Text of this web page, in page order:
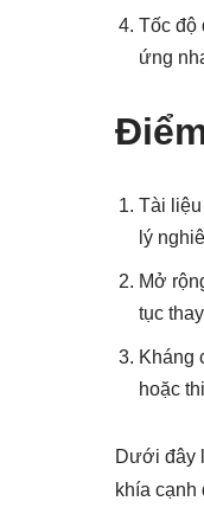
Tốc độ
ứng
Tài
lý
Mở
tục
Kháng
hoặc
Dưới đây
khía cạnh